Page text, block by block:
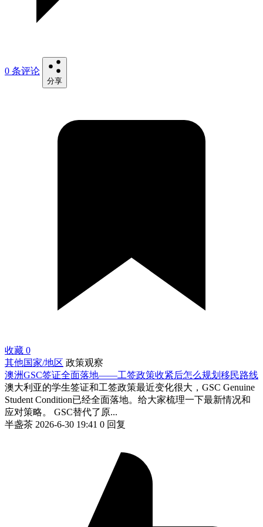
0 条评论
分享
收藏 0
其他国家/地区 政策观察
澳洲GSC签证全面落地——工签政策收紧后怎么规划移民路线
澳大利亚的学生签证和工签政策最近变化很大，GSC Genuine
Student Condition已经全面落地。给大家梳理一下最新情况和
应对策略。 GSC替代了原...
半盏茶 2026-6-30 19:41 0 回复